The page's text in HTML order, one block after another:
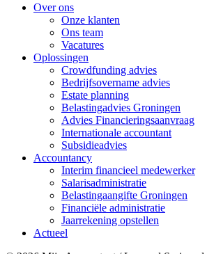
Over ons
Onze klanten
Ons team
Vacatures
Oplossingen
Crowdfunding advies
Bedrijfsovername advies
Estate planning
Belastingadvies Groningen
Advies Financieringsaanvraag
Internationale accountant
Subsidieadvies
Accountancy
Interim financieel medewerker
Salarisadministratie
Belastingaangifte Groningen
Financiële administratie
Jaarrekening opstellen
Actueel